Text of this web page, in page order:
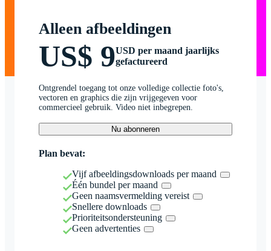
Alleen afbeeldingen
US$ 9USD per maand jaarlijks
gefactureerd
Ontgrendel toegang tot onze volledige collectie foto's,
vectoren en graphics die zijn vrijgegeven voor
commercieel gebruik. Video niet inbegrepen.
Nu abonneren
Plan bevat:
Vijf afbeeldingsdownloads per maand
Één bundel per maand
Geen naamsvermelding vereist
Snellere downloads
Prioriteitsondersteuning
Geen advertenties